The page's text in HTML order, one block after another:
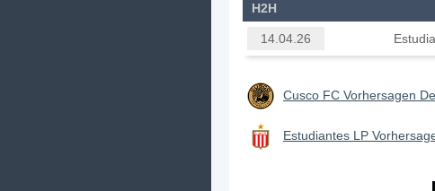
H2H
14.04.26
Cusco FC Vorhersagen
Estudiantes LP